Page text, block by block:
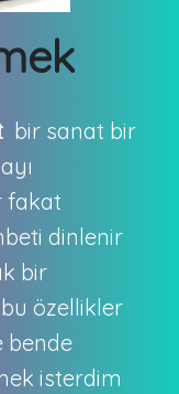
bir sanat bir
fakat
dinlenir
bir
özellikler
bende
isterdim